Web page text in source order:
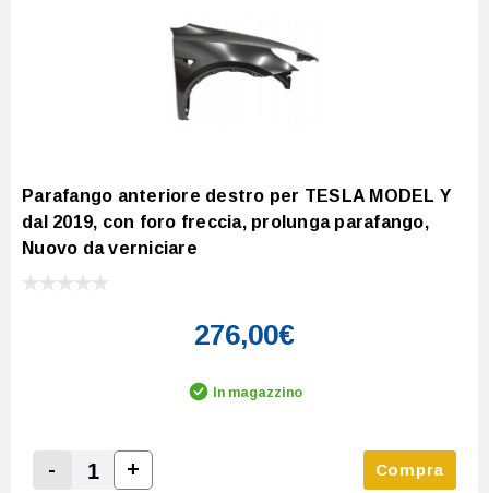
Parafango anteriore destro per TESLA MODEL Y
dal 2019, con foro freccia, prolunga parafango,
Nuovo da verniciare
276,00€
In magazzino
- + Compra